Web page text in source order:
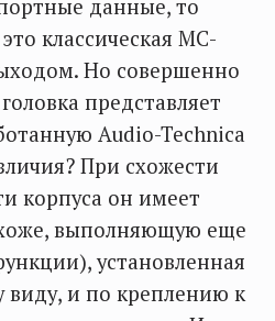
данные, то
классическая МС-
Но совершенно
представляет
Audio-Technica
При схожести
корпуса он имеет
выполняющую еще
установленная
виду, и по креплению к